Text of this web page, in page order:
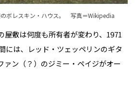
ボレスキン・ハウス。 写真＝Wikipedia
敷は何度も所有者が変わり、1971
には、レッド・ツェッペリンのギタ
ァン（？）のジミー・ペイジがオー